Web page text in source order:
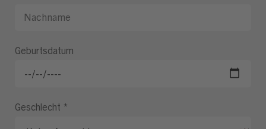
Geburtsdatum
Geschlecht *